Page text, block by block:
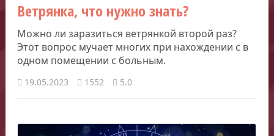
Ветрянка, что нужно знать?
Можно ли заразиться ветрянкой второй раз?
Этот вопрос мучает многих при нахождении с в
одном помещении с больным.
19.05.2023 1552 5.0